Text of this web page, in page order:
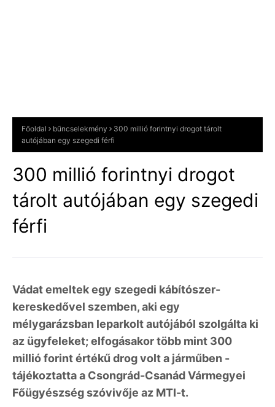
Főoldal bűncselekmény
300 millió forintnyi drogot tárolt
autójában egy szegedi férfi
300 millió forintnyi drogot
tárolt autójában egy szegedi
férfi
Vádat emeltek egy szegedi kábítószer-
kereskedővel szemben, aki egy
mélygarázsban leparkolt autójából szolgálta ki
az ügyfeleket; elfogásakor több mint 300
millió forint értékű drog volt a járműben -
tájékoztatta a Csongrád-Csanád Vármegyei
Főügyészség szóvivője az MTI-t.